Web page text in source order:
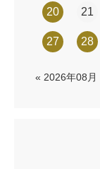
20 21
27 28
« 2026年08月